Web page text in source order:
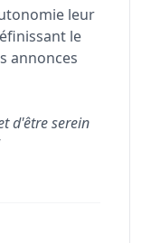
leur
le
annonces
d'être serein